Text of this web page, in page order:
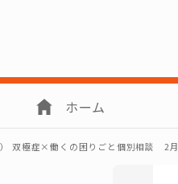
ホーム
双極症×働くの困りごと個別相談 2月